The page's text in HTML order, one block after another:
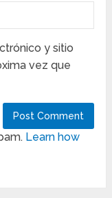
y sitio
vez que
Learn how